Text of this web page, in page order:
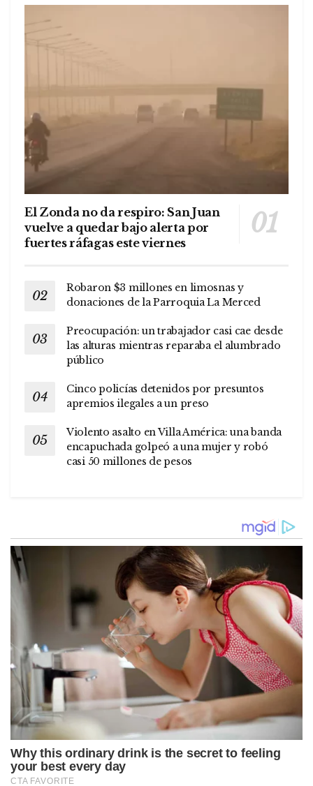
El Zonda no da respiro: San Juan
vuelve a quedar bajo alerta por
fuertes ráfagas este viernes
Robaron $3 millones en limosnas y
donaciones de la Parroquia La Merced
Preocupación: un trabajador casi cae desde
las alturas mientras reparaba el alumbrado
público
Cinco policías detenidos por presuntos
apremios ilegales a un preso
Violento asalto en Villa América: una banda
encapuchada golpeó a una mujer y robó
casi 50 millones de pesos